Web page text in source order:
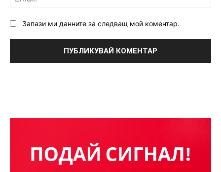
Запази ми данните за следващ мой коментар.